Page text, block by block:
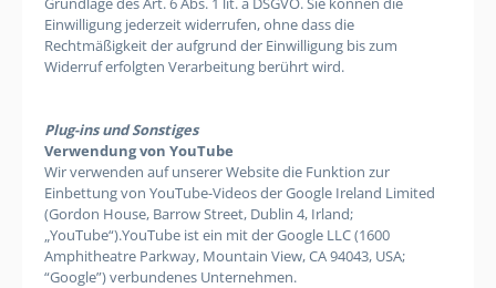
Einwilligung jederzeit widerrufen, ohne dass die
Rechtmäßigkeit der aufgrund der Einwilligung bis zum
Widerruf erfolgten Verarbeitung berührt wird.
Plug-ins und Sonstiges
Verwendung von YouTube
Wir verwenden auf unserer Website die Funktion zur
Einbettung von YouTube-Videos der Google Ireland Limited
(Gordon House, Barrow Street, Dublin 4, Irland;
„YouTube“).YouTube ist ein mit der Google LLC (1600
Amphitheatre Parkway, Mountain View, CA 94043, USA;
“Google”) verbundenes Unternehmen.